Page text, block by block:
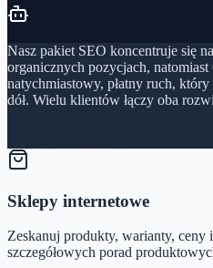
Nasz pakiet SEO koncentruje się
organicznych pozycjach,
natychmiastowy, płatny ruch,
dół. Wielu klientów łączy oba
Sklepy internetowe
Zeskanuj produkty, warianty, ceny
szczegółowych porad